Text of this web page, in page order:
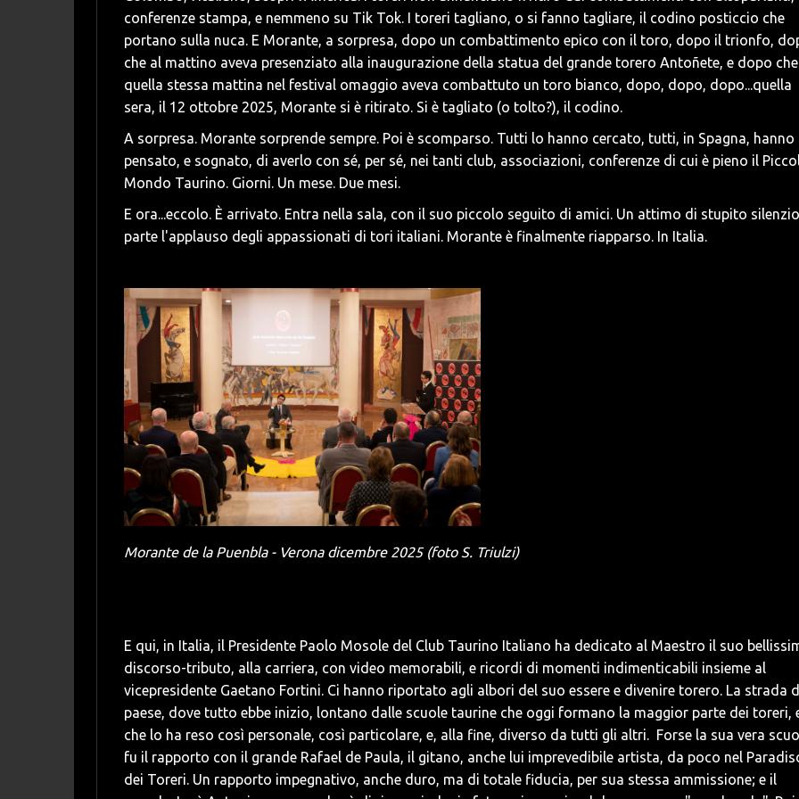
conferenze stampa, e nemmeno su Tik Tok. I toreri tagliano, o si fanno tagliare, il codino posticcio che
portano sulla nuca. E Morante, a sorpresa, dopo un combattimento epico con il toro, dopo il trionfo,
che al mattino aveva presenziato alla inaugurazione della statua del grande torero Antoñete, e dopo
quella stessa mattina nel festival omaggio aveva combattuto un toro bianco, dopo, dopo, dopo...quella
sera, il 12 ottobre 2025, Morante si è ritirato. Si è tagliato (o tolto?), il codino.
A sorpresa. Morante sorprende sempre. Poi è scomparso. Tutti lo hanno cercato, tutti, in Spagna, hanno
pensato, e sognato, di averlo con sé, per sé, nei tanti club, associazioni, conferenze di cui è pieno il
Mondo Taurino. Giorni. Un mese. Due mesi.
E ora...eccolo. È arrivato. Entra nella sala, con il suo piccolo seguito di amici. Un attimo di stupito
parte l'applauso degli appassionati di tori italiani. Morante è finalmente riapparso. In Italia.
Morante de la Puenbla - Verona dicembre 2025 (foto S. Triulzi)
E qui, in Italia, il Presidente Paolo Mosole del Club Taurino Italiano ha dedicato al Maestro il suo
discorso-tributo, alla carriera, con video memorabili, e ricordi di momenti indimenticabili insieme al
vicepresidente Gaetano Fortini. Ci hanno riportato agli albori del suo essere e divenire torero. La strada
paese, dove tutto ebbe inizio, lontano dalle scuole taurine che oggi formano la maggior parte dei toreri,
che lo ha reso così personale, così particolare, e, alla fine, diverso da tutti gli altri. Forse la sua vera
fu il rapporto con il grande Rafael de Paula, il gitano, anche lui imprevedibile artista, da poco nel
dei Toreri. Un rapporto impegnativo, anche duro, ma di totale fiducia, per sua stessa ammissione; e il